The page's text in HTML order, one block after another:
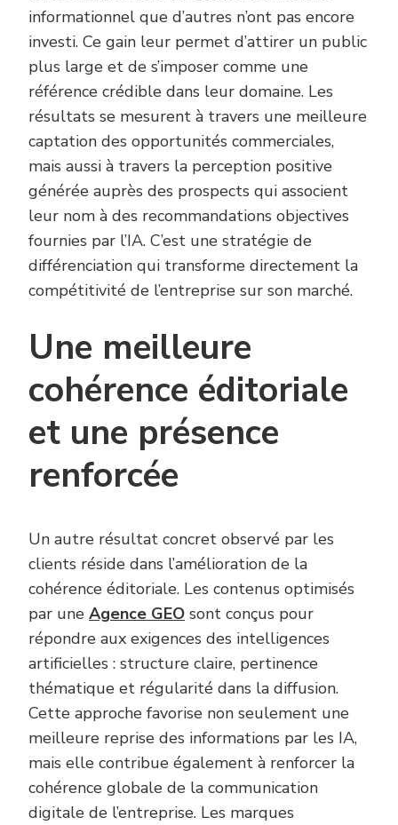
informationnel que d’autres n’ont pas encore
investi. Ce gain leur permet d’attirer un public
plus large et de s’imposer comme une
référence crédible dans leur domaine. Les
résultats se mesurent à travers une meilleure
captation des opportunités commerciales,
mais aussi à travers la perception positive
générée auprès des prospects qui associent
leur nom à des recommandations objectives
fournies par l’IA. C’est une stratégie de
différenciation qui transforme directement la
compétitivité de l’entreprise sur son marché.
Une meilleure
cohérence éditoriale
et une présence
renforcée
Un autre résultat concret observé par les
clients réside dans l’amélioration de la
cohérence éditoriale. Les contenus optimisés
par une Agence GEO sont conçus pour
répondre aux exigences des intelligences
artificielles : structure claire, pertinence
thématique et régularité dans la diffusion.
Cette approche favorise non seulement une
meilleure reprise des informations par les IA,
mais elle contribue également à renforcer la
cohérence globale de la communication
digitale de l’entreprise. Les marques